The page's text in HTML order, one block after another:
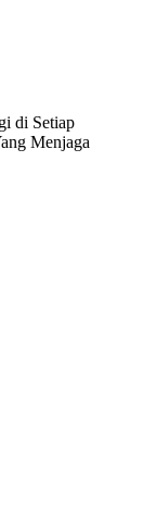
di Setiap
Menjaga